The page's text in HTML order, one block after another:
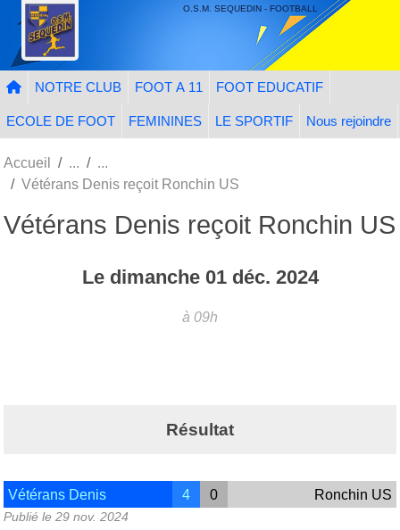
O.S.M. SEQUEDIN - FOOTBALL
NOTRE CLUB FOOT A 11 FOOT EDUCATIF
ECOLE DE FOOT FEMININES LE SPORTIF Nous rejoindre
Accueil
Vétérans Denis reçoit Ronchin US
Vétérans Denis reçoit Ronchin US
Le dimanche 01 déc. 2024
à 09h
Résultat
Vétérans Denis 4 0 Ronchin US
Publié le 29 nov. 2024
Panneau de gestion des cookies